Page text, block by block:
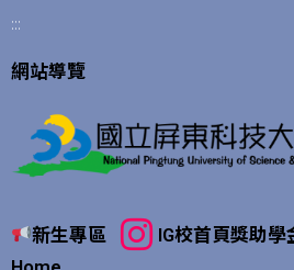
:::
網站導覽
新生專區 IG校首頁獎助學